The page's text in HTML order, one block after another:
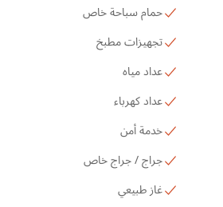
حمام سباحة خاص
تجهيزات مطبخ
عداد مياه
عداد كهرباء
خدمة أمن
جراج / جراج خاص
غاز طبيعي